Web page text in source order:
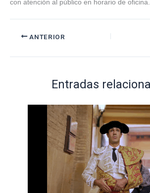
con atención al público en horario de oficina.
ANTERIOR
Entradas